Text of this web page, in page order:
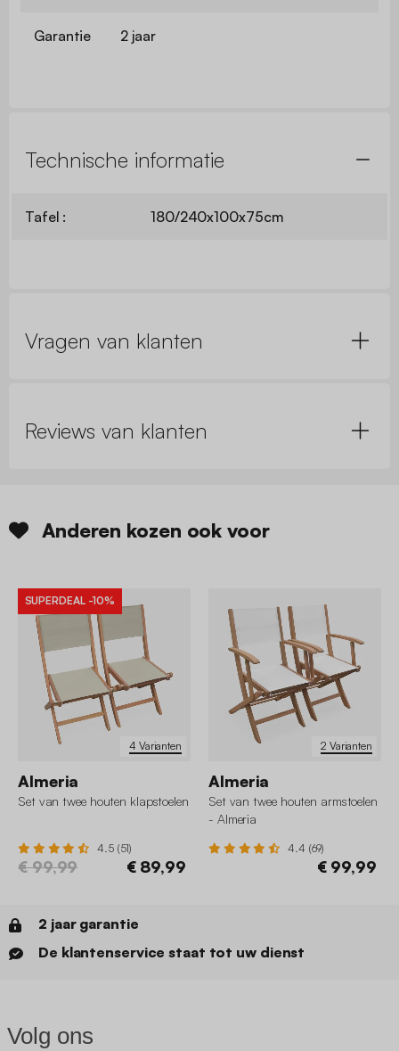
Garantie 2 jaar
Technische informatie
Tafel : 180/240x100x75cm
Vragen van klanten
Reviews van klanten
Anderen kozen ook voor
4 Varianten
SUPERDEAL -10%
Almeria
Set van twee houten klapstoelen
4.5 (51)
€ 99,99 € 89,99
2 Varianten
Almeria
Set van twee houten armstoelen
- Almeria
4.4 (69)
€ 99,99
2 jaar garantie
De klantenservice staat tot uw dienst
Volg ons